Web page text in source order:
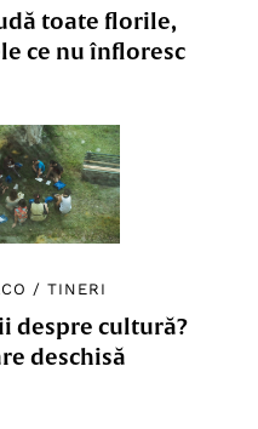
toate florile,
ce nu înfloresc
/TINERI
despre cultură?
deschisă